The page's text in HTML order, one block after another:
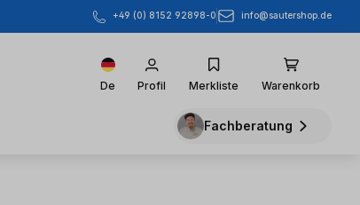
+49 (0) 8152 92898-0 info@sautershop.de
De Profil Merkliste Warenkorb
Fachberatung